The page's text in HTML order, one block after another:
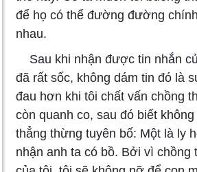
để họ có thể đường đường
nhau.
Sau khi nhận được tin nhắn
đã rất sốc, không dám tin đó là
đau hơn khi tôi chất vấn chồng
còn quanh co, sau đó biết
thẳng thừng tuyên bố: Một là ly
nhận anh ta có bồ. Bởi vì chồng